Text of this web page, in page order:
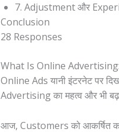
7. Adjustment और
Conclusion
28 Responses
What Is Online
Online Ads यानी इंटरनेट पर
Advertising का महत्व और भी बढ़
आज, Customers को आकर्षित